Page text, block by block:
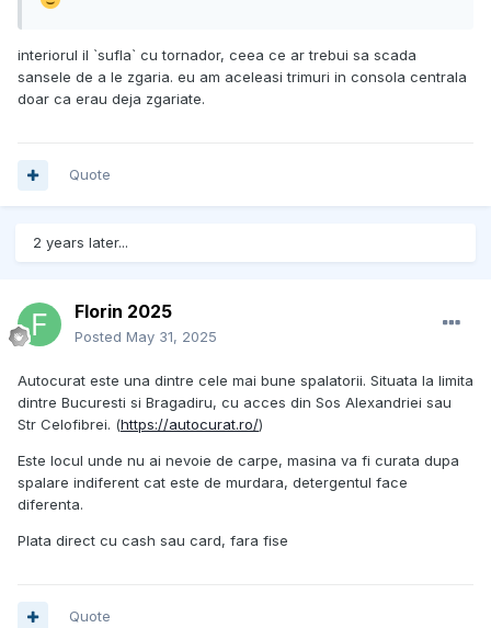
interiorul il `sufla` cu tornador, ceea ce ar trebui sa scada
sansele de a le zgaria. eu am aceleasi trimuri in consola centrala
doar ca erau deja zgariate.
Quote
2 years later...
Florin 2025
Posted May 31, 2025
Autocurat este una dintre cele mai bune spalatorii. Situata la limita
dintre Bucuresti si Bragadiru, cu acces din Sos Alexandriei sau
Str Celofibrei. (https://autocurat.ro/)
Este locul unde nu ai nevoie de carpe, masina va fi curata dupa
spalare indiferent cat este de murdara, detergentul face
diferenta.
Plata direct cu cash sau card, fara fise
Quote